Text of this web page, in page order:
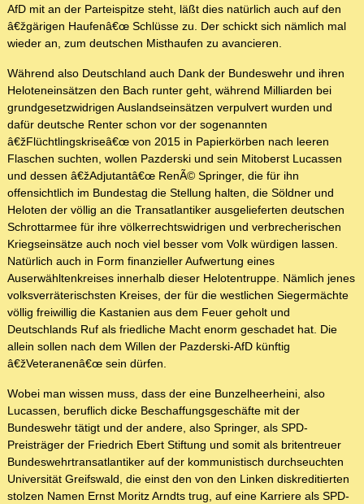
AfD mit an der Parteispitze steht, läßt dies natürlich auch auf den
â€žgärigen Haufenâ€œ Schlüsse zu. Der schickt sich nämlich mal
wieder an, zum deutschen Misthaufen zu avancieren.
Während also Deutschland auch Dank der Bundeswehr und ihren
Heloteneinsätzen den Bach runter geht, während Milliarden bei
grundgesetzwidrigen Auslandseinsätzen verpulvert wurden und
dafür deutsche Renter schon vor der sogenannten
â€žFlüchtlingskriseâ€œ von 2015 in Papierkörben nach leeren
Flaschen suchten, wollen Pazderski und sein Mitoberst Lucassen
und dessen â€žAdjutantâ€œ RenÃ© Springer, die für ihn
offensichtlich im Bundestag die Stellung halten, die Söldner und
Heloten der völlig an die Transatlantiker ausgelieferten deutschen
Schrottarmee für ihre völkerrechtswidrigen und verbrecherischen
Kriegseinsätze auch noch viel besser vom Volk würdigen lassen.
Natürlich auch in Form finanzieller Aufwertung eines
Auserwähltenkreises innerhalb dieser Helotentruppe. Nämlich jenes
volksverräterischsten Kreises, der für die westlichen Siegermächte
völlig freiwillig die Kastanien aus dem Feuer geholt und
Deutschlands Ruf als friedliche Macht enorm geschadet hat. Die
allein sollen nach dem Willen der Pazderski-AfD künftig
â€žVeteranenâ€œ sein dürfen.
Wobei man wissen muss, dass der eine Bunzelheerheini, also
Lucassen, beruflich dicke Beschaffungsgeschäfte mit der
Bundeswehr tätigt und der andere, also Springer, als SPD-
Preisträger der Friedrich Ebert Stiftung und somit als britentreuer
Bundeswehrtransatlantiker auf der kommunistisch durchseuchten
Universität Greifswald, die einst den von den Linken diskreditierten
stolzen Namen Ernst Moritz Arndts trug, auf eine Karriere als SPD-